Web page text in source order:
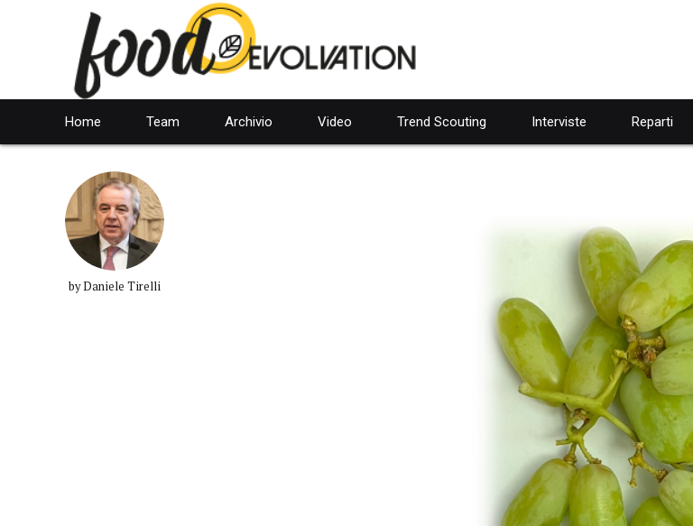
Home Team Archivio Video Trend Scouting Interviste Reparti
by Daniele Tirelli